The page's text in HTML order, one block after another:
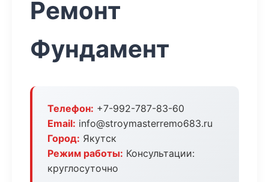
Ремонт
Фундамент
Телефон: +7-992-787-83-60
Email: info@stroymasterremo683.ru
Город: Якутск
Режим работы: Консультации:
круглосуточно